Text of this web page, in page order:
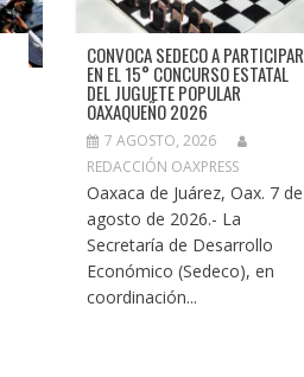
CONVOCA SEDECO A PARTICIPAR
EN EL 15° CONCURSO ESTATAL
DEL JUGUETE POPULAR
OAXAQUEÑO 2026
7 AGOSTO, 2026
REDACCIÓN OAXPRESS
Oaxaca de Juárez, Oax. 7 de
agosto de 2026.- La
Secretaría de Desarrollo
Económico (Sedeco), en
coordinación...